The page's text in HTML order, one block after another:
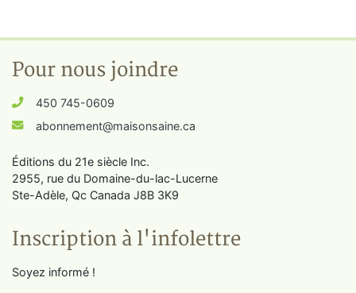
Pour nous joindre
450 745-0609
abonnement@maisonsaine.ca
Éditions du 21e siècle Inc.
2955, rue du Domaine-du-lac-Lucerne
Ste-Adèle, Qc Canada J8B 3K9
Inscription à l'infolettre
Soyez informé !